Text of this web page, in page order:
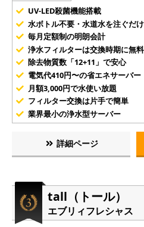
UV-LED殺菌機能搭載
水ボトル不要・水道水を注ぐだ
毎月定額制の明朗会計
浄水フィルターは交換時期に無
除去物質数「12+11」で安心
電気代410円〜の省エネサーバー
月額3,000円で水使い放題
フィルター交換は片手で簡単
業界最小の浄水型サーバー
詳細ページ
tall（トール）
エブリィフレシャス